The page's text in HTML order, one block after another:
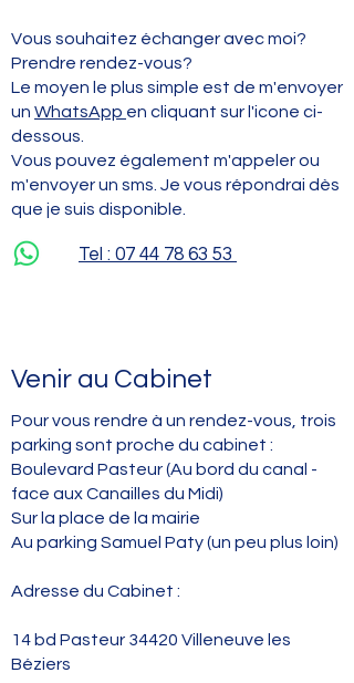
Vous souhaitez échanger avec moi?
Prendre rendez-vous?
Le moyen le plus simple est de m'envoyer
un WhatsApp en cliquant sur l'icone ci-
dessous.
Vous pouvez également m'appeler ou
m'envoyer un sms. Je vous répondrai dès
que je suis disponible.
Tel : 07 44 78 63 53
Venir au Cabinet
Pour vous rendre à un rendez-vous, trois
parking sont proche du cabinet :
Boulevard Pasteur (Au bord du canal -
face aux Canailles du Midi)
Sur la place de la mairie
Au parking Samuel Paty (un peu plus loin)
Adresse du Cabinet :
14 bd Pasteur 34420 Villeneuve les
Béziers